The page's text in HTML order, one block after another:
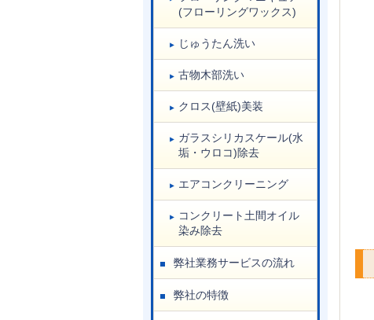
(フローリングワックス)
じゅうたん洗い
古物木部洗い
クロス(壁紙)美装
ガラスシリカスケール(水
垢・ウロコ)除去
エアコンクリーニング
コンクリート土間オイル
染み除去
弊社業務サービスの流れ
弊社の特徴